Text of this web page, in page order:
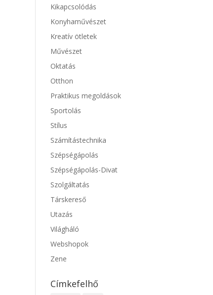
Kikapcsolódás
Konyhaművészet
Kreatív ötletek
Művészet
Oktatás
Otthon
Praktikus megoldások
Sportolás
Stílus
Számítástechnika
Szépségápolás
Szépségápolás-Divat
Szolgáltatás
Társkereső
Utazás
Világháló
Webshopok
Zene
Címkefelhő